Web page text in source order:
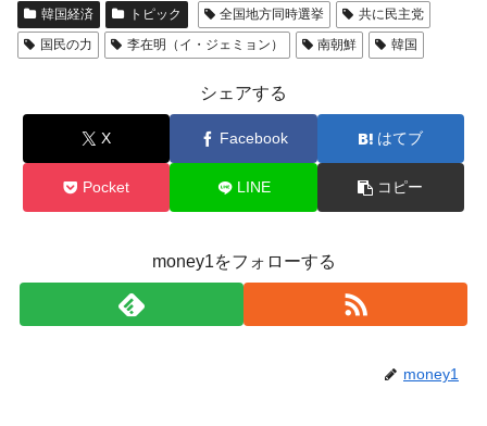
韓国経済 トピック 全国地方同時選挙
共に民主党
国民の力
李在明（イ・ジェミョン） 南朝鮮 韓国
シェアする
X Facebook はてブ
Pocket LINE コピー
money1をフォローする
money1